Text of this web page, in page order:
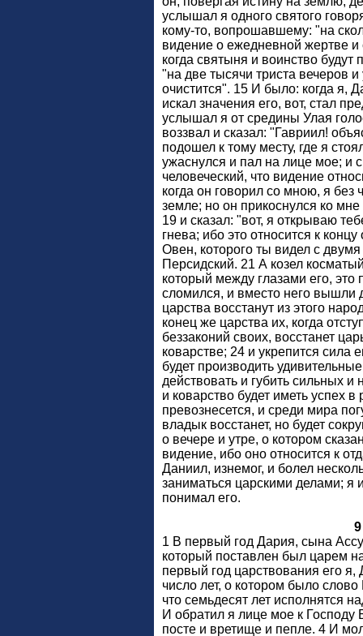
услышал я одного святого
кому-то, вопрошавшему: "на
видение о ежедневной жертве и
когда святыня и воинство
"на две тысячи триста вечеров
очистится". 15 И было: когда я,
искал значения его, вот, стал
услышал я от средины Улая
воззвал и сказал: "Гавриил!
подошел к тому месту, где я
ужаснулся и пал на лице мое; и
человеческий, что видение
когда он говорил со мною, я
земле; но он прикоснулся ко
19 и сказал: "вот, я открываю
гнева; ибо это относится к
Овен, которого ты видел с
Персидский. 21 А козел
который между глазами его,
сломился, и вместо него вышли
царства восстанут из этого
конец же царства их, когда
беззаконий своих, восстанет
коварстве; 24 и укрепится сила
будет производить
действовать и губить сильных
и коварство будет иметь успех
превознесется, и среди мира
владык восстанет, но будет
о вечере и утре, о котором
видение, ибо оно относится к
Даниил, изнемог, и болел
заниматься царскими делами;
понимал его.
9
1 В первый год Дария, сына
который поставлен был царем
первый год царствования его
число лет, о котором было
что семьдесят лет исполнятся
И обратил я лице мое к
посте и вретище и пепле. 4 И